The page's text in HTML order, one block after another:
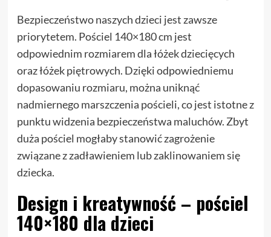
Bezpieczeństwo naszych dzieci jest zawsze
priorytetem. Pościel 140×180 cm jest
odpowiednim rozmiarem dla łóżek dziecięcych
oraz łóżek piętrowych. Dzięki odpowiedniemu
dopasowaniu rozmiaru, można uniknąć
nadmiernego marszczenia pościeli, co jest istotne z
punktu widzenia bezpieczeństwa maluchów. Zbyt
duża pościel mogłaby stanowić zagrożenie
związane z zadławieniem lub zaklinowaniem się
dziecka.
Design i kreatywność – pościel
140×180 dla dzieci